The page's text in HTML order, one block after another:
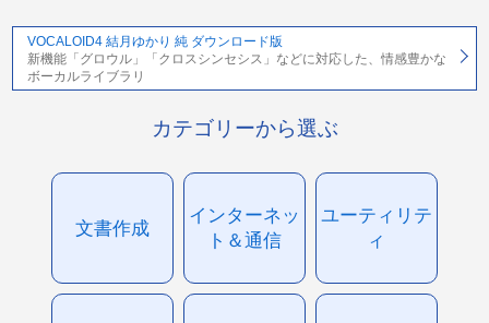
VOCALOID4 結月ゆかり 純 ダウンロード版
新機能「グロウル」「クロスシンセシス」などに対応した、情感豊かな
ボーカルライブラリ
カテゴリーから選ぶ
文書作成
インターネッ
ト＆通信
ユーティリテ
ィ